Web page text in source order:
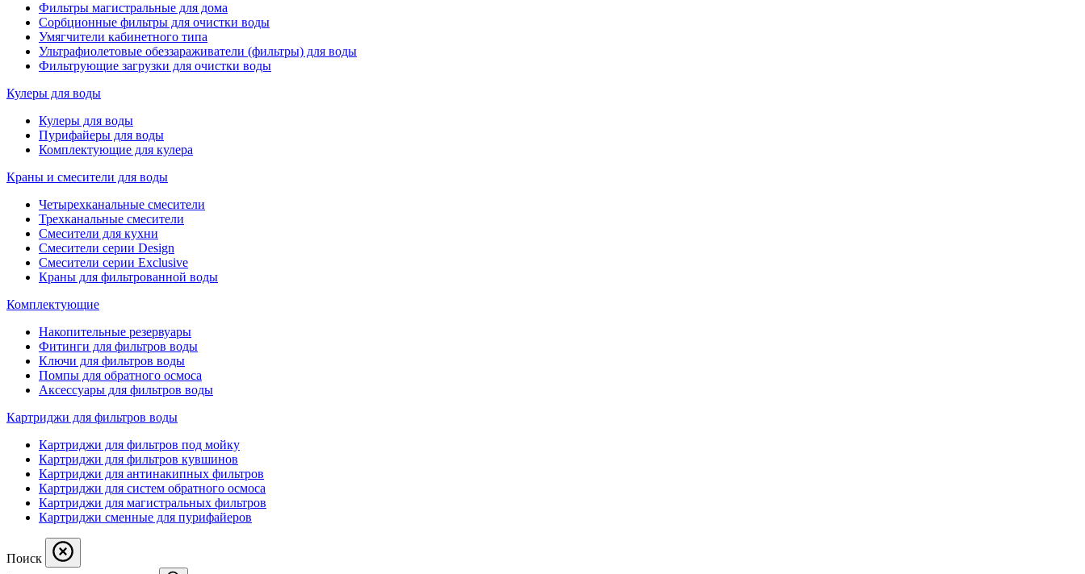
Фильтры магистральные для дома
Сорбционные фильтры для очистки воды
Умягчители кабинетного типа
Ультрафиолетовые обеззараживатели (фильтры) для воды
Фильтрующие загрузки для очистки воды
Кулеры для воды
Кулеры для воды
Пурифайеры для воды
Комплектующие для кулера
Краны и смесители для воды
Четырехканальные смесители
Трехканальные смесители
Смесители для кухни
Смесители серии Design
Смесители серии Exclusive
Краны для фильтрованной воды
Комплектующие
Накопительные резервуары
Фитинги для фильтров воды
Ключи для фильтров воды
Помпы для обратного осмоса
Аксессуары для фильтров воды
Картриджи для фильтров воды
Картриджи для фильтров под мойку
Картриджи для фильтров кувшинов
Картриджи для антинакипных фильтров
Картриджи для систем обратного осмоса
Картриджи для магистральных фильтров
Картриджи сменные для пурифайеров
Поиск